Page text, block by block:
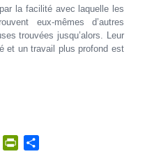
la facilité avec laquelle les
eux-mêmes d’autres
trouvées jusqu’alors. Leur
et un travail plus profond est
Gmail PrintFriendly